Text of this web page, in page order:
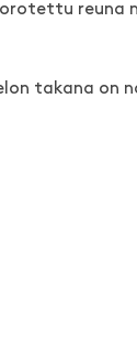
reuna
takana on